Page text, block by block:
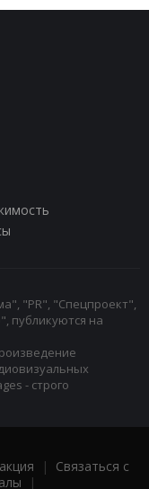
"PR", "Спецпроект",
публикуются на
- строго
| Связаться с
|